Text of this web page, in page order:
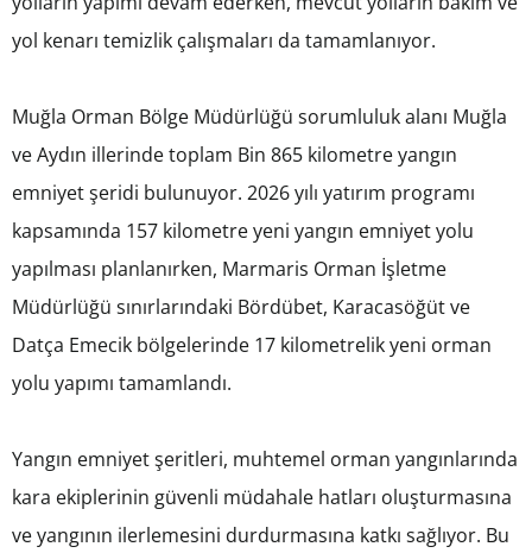
yol kenarı temizlik çalışmaları da tamamlanıyor.
Muğla Orman Bölge Müdürlüğü sorumluluk alanı Muğla
ve Aydın illerinde toplam Bin 865 kilometre yangın
emniyet şeridi bulunuyor. 2026 yılı yatırım programı
kapsamında 157 kilometre yeni yangın emniyet yolu
yapılması planlanırken, Marmaris Orman İşletme
Müdürlüğü sınırlarındaki Bördübet, Karacasöğüt ve
Datça Emecik bölgelerinde 17 kilometrelik yeni orman
yolu yapımı tamamlandı.
Yangın emniyet şeritleri, muhtemel orman yangınlarında
kara ekiplerinin güvenli müdahale hatları oluşturmasına
ve yangının ilerlemesini durdurmasına katkı sağlıyor. Bu